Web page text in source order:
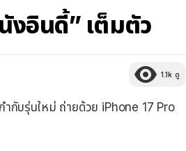
งอินดี้” เต็มตัว
1.1k ดู
กับรุ่นใหม่ ถ่ายด้วย iPhone 17 Pro